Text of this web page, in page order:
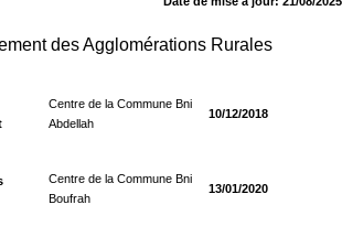
des Agglomérations Rurales
Centre de la Commune Bni
Abdellah
10/12/2018
Centre de la Commune Bni
Boufrah
13/01/2020